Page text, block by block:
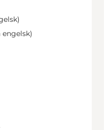
engelsk)